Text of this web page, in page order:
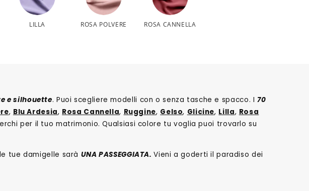
LILLA ROSA POLVERE ROSA CANNELLA
e silhouette. Puoi scegliere modelli con o senza tasche e spacco. I70
, Blu Ardesia, Rosa Cannella, Ruggine, Gelso, Glicine, Lilla, Rosa
per il tuo matrimonio. Qualsiasi colore tu voglia puoi trovarlo su
tue damigelle sarà UNA PASSEGGIATA.Vieni a goderti il paradiso dei